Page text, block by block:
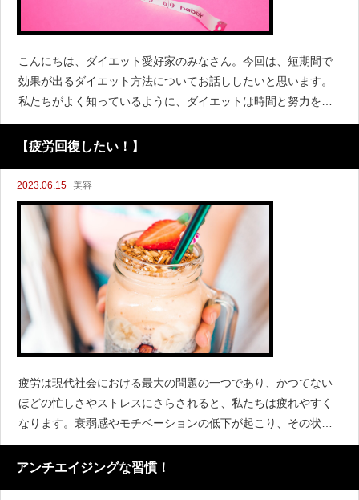
こんにちは、ダイエット愛好家のみなさん。今回は、短期間で
効果が出るダイエット方法についてお話ししたいと思います。
私たちがよく知っているように、ダイエットは時間と努力を要
するプロセスですが、健康的な方法を選ぶことで効果を早める
ことができます。以下に、いくつかの効果的なアプローチをご
【疲労回復したい！】
2023.06.15 美容
疲労は現代社会における最大の問題の一つであり、かつてない
ほどの忙しさやストレスにさらされると、私たちは疲れやすく
なります。衰弱感やモチベーションの低下が起こり、その状態
が続くと身体的、精神的な病気を引き起こすこともあります。
このような場合には、疲労回復が不可欠です。本記事では、
アンチエイジングな習慣！